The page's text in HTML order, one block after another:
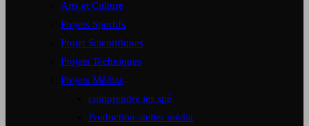
Arts et Culture
Projets Sportifs
Projet Scientifiques
Projets Techniques
Projets Médias
comprendre les spé
Production atelier média